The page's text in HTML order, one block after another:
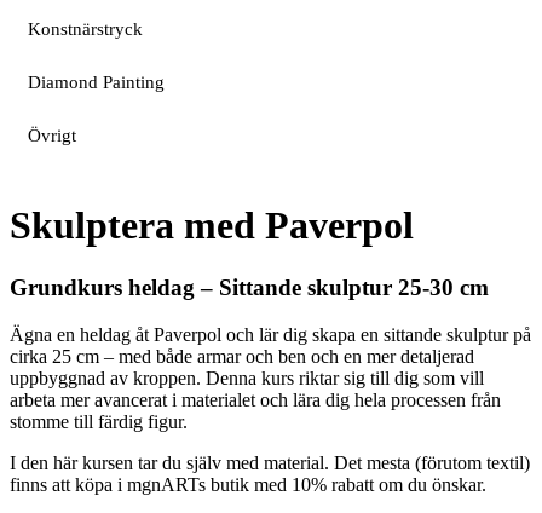
Konstnärstryck
Diamond Painting
Övrigt
Skulptera med Paverpol
Grundkurs heldag – Sittande skulptur 25-30 cm
Ägna en heldag åt Paverpol och lär dig skapa en sittande skulptur på
cirka 25 cm – med både armar och ben och en mer detaljerad
uppbyggnad av kroppen. Denna kurs riktar sig till dig som vill
arbeta mer avancerat i materialet och lära dig hela processen från
stomme till färdig figur.
I den här kursen tar du själv med material. Det mesta (förutom textil)
finns att köpa i mgnARTs butik med 10% rabatt om du önskar.